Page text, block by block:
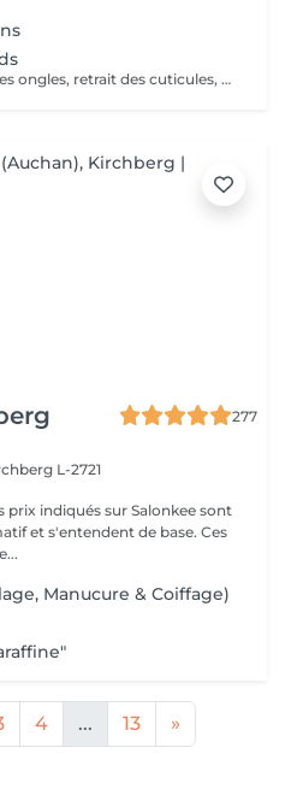
Beauté des pieds : Limage des ongles, retrait des cuticules, utilisation de la râpe pour les callosités et massage avec crème hydratante. Pédicure : Beauté des pieds + traitement des ongles incarnés/infectés + utilisation du bistouri pour les callosités.
277
L-2721
prix indiqués sur Salonkee sont
et s'entendent de base. Ces
Manucure & Coiffage)
4 ... 13 »